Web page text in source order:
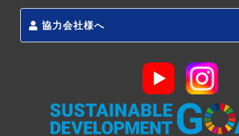
協力会社様へ